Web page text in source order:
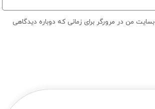
من در مرورگر برای زمانی که دوباره دیدگاهی